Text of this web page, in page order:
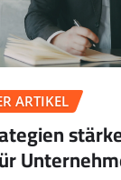
ARTIKEL